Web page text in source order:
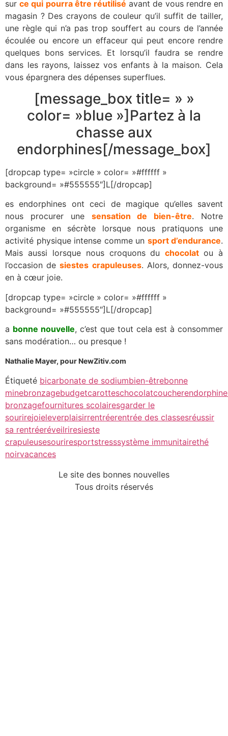
surce qui pourra être réutilisé avant de vous rendre en
magasin ? Des crayons de couleur qu’il suffit de tailler,
une règle qui n’a pas trop souffert au cours de l’année
écoulée ou encore un effaceur qui peut encore rendre
quelques bons services. Et lorsqu’il faudra se rendre
dans les rayons, laissez vos enfants à la maison. Cela
vous épargnera des dépenses superflues.
[message_box title= » »
color= »blue »]Partez à la
chasse aux
endorphines[/message_box]
[dropcap type= »circle » color= »#ffffff »
background= »#555555″]L[/dropcap]
es endorphines ont ceci de magique qu’elles savent
nous procurer une sensation de bien-être. Notre
organisme en sécrète lorsque nous pratiquons une
activité physique intense comme un sport d’endurance.
Mais aussi lorsque nous croquons duchocolat ou à
l’occasion desiestes crapuleuses. Alors, donnez-vous
en à cœur joie.
[dropcap type= »circle » color= »#ffffff »
background= »#555555″]L[/dropcap]
a bonne nouvelle, c’est que tout cela est à consommer
sans modération… ou presque !
Nathalie Mayer, pour NewZitiv.com
Étiqueté bicarbonate de sodiumbien-êtrebonne
minebronzagebudgetcarotteschocolatcoucher
bronzagefournitures scolairesgarder le
sourirejoieleverplaisirrentréerentrée des classesréussir
sa rentréeréveilriresieste
crapuleusesouriresportstresssystème immunitairethé
noirvacances
Le site des bonnes nouvelles
Tous droits réservés